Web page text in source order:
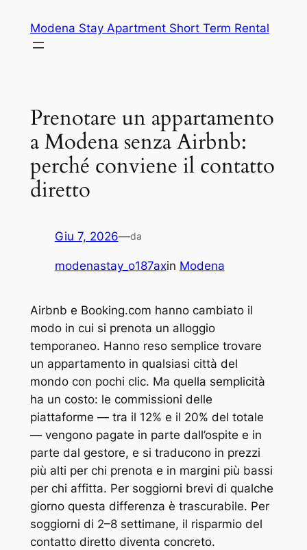
contenuto
Modena Stay Apartment Short Term Rental
Prenotare un appartamento
a Modena senza Airbnb:
perché conviene il contatto
diretto
Giu 7, 2026—da
modenastay_o187axin Modena
Airbnb e Booking.com hanno cambiato il
modo in cui si prenota un alloggio
temporaneo. Hanno reso semplice trovare
un appartamento in qualsiasi città del
mondo con pochi clic. Ma quella semplicità
ha un costo: le commissioni delle
piattaforme — tra il 12% e il 20% del totale
— vengono pagate in parte dall’ospite e in
parte dal gestore, e si traducono in prezzi
più alti per chi prenota e in margini più bassi
per chi affitta. Per soggiorni brevi di qualche
giorno questa differenza è trascurabile. Per
soggiorni di 2–8 settimane, il risparmio del
contatto diretto diventa concreto.